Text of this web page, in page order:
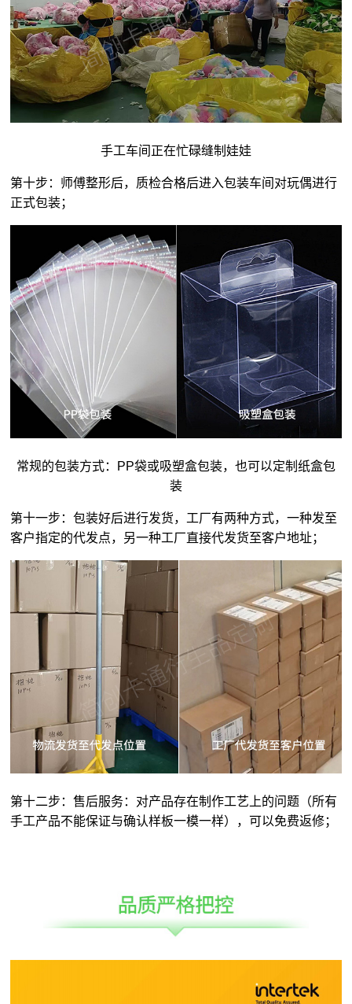
手工车间正在忙碌缝制娃娃
第十步：师傅整形后，质检合格后进入包装车间对玩偶进行
正式包装；
常规的包装方式：PP袋或吸塑盒包装，也可以定制纸盒包
装
第十一步：包装好后进行发货，工厂有两种方式，一种发至
客户指定的代发点，另一种工厂直接代发货至客户地址；
第十二步：售后服务：对产品存在制作工艺上的问题（所有
手工产品不能保证与确认样板一模一样），可以免费返修；